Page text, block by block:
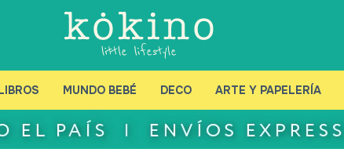
MUNDO BEBÉ DECO ARTE Y PAPELERÍA